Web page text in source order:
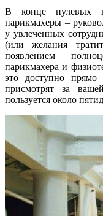
В конце нулевых
парикмахеры –
у увлеченных
(или желания
появлением
парикмахера и
это доступно
присмотрят за
пользуется около